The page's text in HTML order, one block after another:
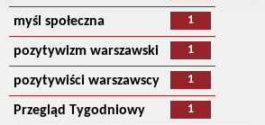
1
myśl społeczna
1
pozytywizm warszawski
1
pozytywiści warszawscy
1
Przegląd Tygodniowy